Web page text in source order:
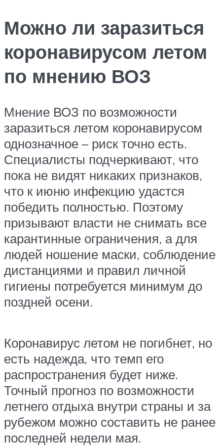
Можно ли заразиться
коронавирусом летом
по мнению ВОЗ
Мнение ВОЗ по возможности
заразиться летом коронавирусом
однозначное – риск точно есть.
Специалисты подчеркивают, что
пока не видят никаких признаков,
что к июню инфекцию удастся
победить полностью. Поэтому
призывают власти не снимать все
карантинные ограничения, а для
людей ношение маски, соблюдение
дистанциями и правил личной
гигиены потребуется минимум до
поздней осени.
Коронавирус летом не погибнет, но
есть надежда, что темп его
распространения будет ниже.
Точный прогноз по возможности
летнего отдыха внутри страны и за
рубежом можно составить не ранее
последней недели мая.